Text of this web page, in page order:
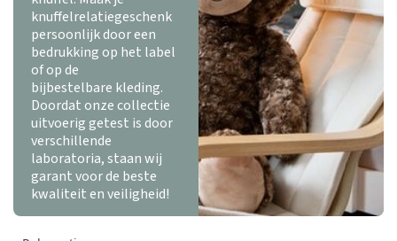
knuffelrelatiegeschenk
persoonlijk door een
bedrukking op het label
of op de
bijbestelbare kleding.
Doordat onze collectie
uitvoerig getest is door
verschillende
laboratoria, staan wij
garant voor de beste
kwaliteit en veiligheid!